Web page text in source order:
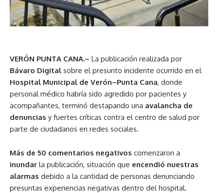
VERÓN PUNTA CANA.– La publicación realizada por
Bávaro Digital sobre el presunto incidente ocurrido en el
Hospital Municipal de Verón–Punta Cana, donde
personal médico habría sido agredido por pacientes y
acompañantes, terminó destapando una avalancha de
denuncias y fuertes críticas contra el centro de salud por
parte de ciudadanos en redes sociales.
Más de 50 comentarios negativos comenzaron a
inundar la publicación, situación que encendió nuestras
alarmas debido a la cantidad de personas denunciando
presuntas experiencias negativas dentro del hospital.